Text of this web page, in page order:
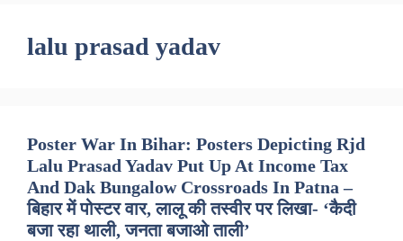
lalu prasad yadav
Poster War In Bihar: Posters Depicting Rjd
Lalu Prasad Yadav Put Up At Income Tax
And Dak Bungalow Crossroads In Patna –
बिहार में पोस्टर वार, लालू की तस्वीर पर लिखा- ‘कैदी
बजा रहा थाली, जनता बजाओ ताली’